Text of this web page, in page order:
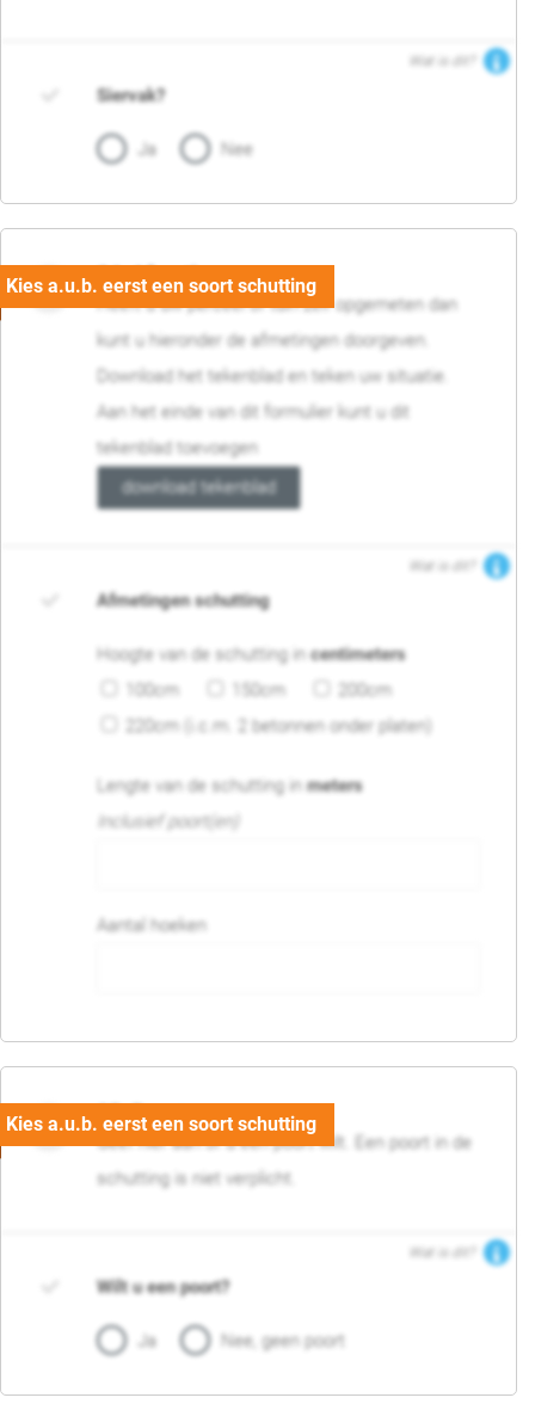
Wat is dit?
Siervak?
Ja Nee
04. Afmetingen
Heeft u uw perceel of tuin zelf opgemeten dan
kunt u hieronder de afmetingen doorgeven.
Download het tekenblad en teken uw situatie.
Aan het einde van dit formulier kunt u dit
tekenblad toevoegen
download tekenblad
Wat is dit?
Afmetingen schutting
Hoogte van de schutting incentimeters
100cm
150cm
200cm
220cm (i.c.m. 2 betonnen onder platen)
Lengte van de schutting inmeters
Inclusief poort(en)
Aantal hoeken
05. Poort
Geef hier aan of u een poort wilt. Een poort in de
schutting is niet verplicht.
Wat is dit?
Wilt u een poort?
Ja Nee, geen poort